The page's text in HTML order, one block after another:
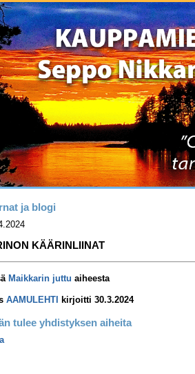
ja blogi
KÄÄRINLIINAT
Maikkarin juttu aiheesta
AAMULEHTI kirjoitti 30.3.2024
tulee yhdistyksen aiheita